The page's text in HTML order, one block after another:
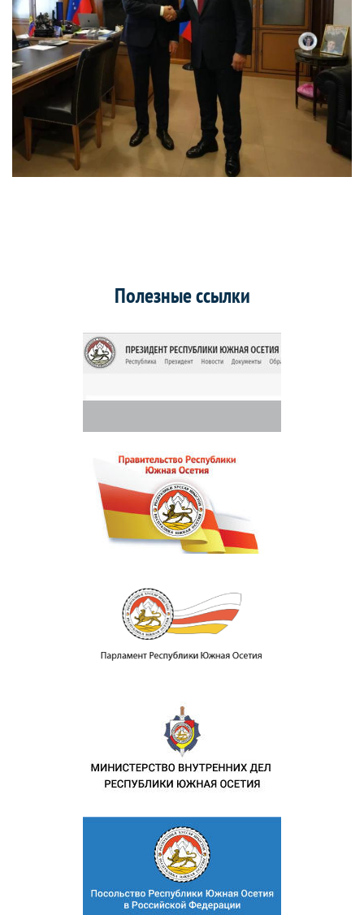
Полезные ссылки